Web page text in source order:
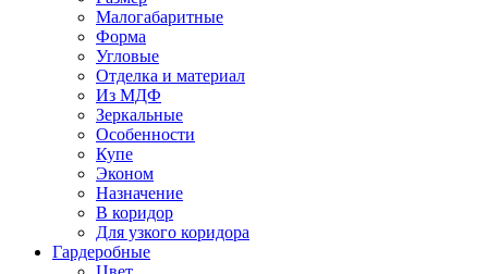
Малогабаритные
Форма
Угловые
Отделка и материал
Из МДФ
Зеркальные
Особенности
Купе
Эконом
Назначение
В коридор
Для узкого коридора
Гардеробные